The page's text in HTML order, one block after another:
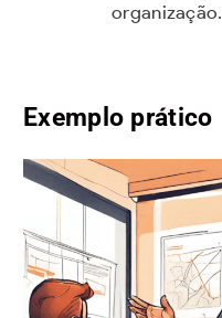
organização.
Exemplo prático